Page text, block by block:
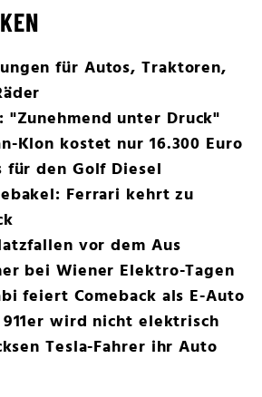
für Autos, Traktoren,
"Zunehmend unter Druck"
Klon kostet nur 16.300 Euro
für den Golf Diesel
Ferrari kehrt zu
vor dem Aus
bei Wiener Elektro-Tagen
feiert Comeback als E-Auto
911er wird nicht elektrisch
Tesla-Fahrer ihr Auto